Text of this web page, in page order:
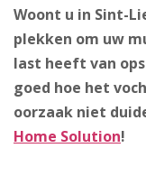
Woont u in Sint-
plekken om uw
last heeft van
goed hoe het
oorzaak niet
Home Solution!